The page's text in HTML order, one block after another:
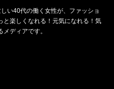
い40代の働く女性が、ファッショ
楽しくなれる！元気になれる！気
ディアです。